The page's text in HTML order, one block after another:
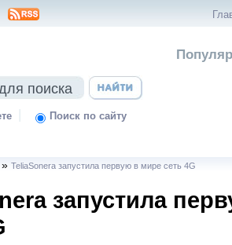
| Поиск по сайту
»TeliaSonera запустила первую в мире сеть 4G
запустила